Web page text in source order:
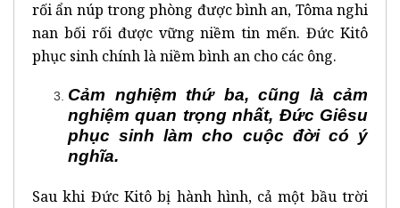
rối ẩn núp trong phòng được bình an, Tôma nghi
nan bối rối được vững niềm tin mến. Đức Kitô
phục sinh chính là niềm bình an cho các ông.
Cảm nghiệm thứ ba, cũng là cảm
nghiệm quan trọng nhất, Đức Giêsu
phục sinh làm cho cuộc đời có ý
nghĩa.
Sau khi Đức Kitô bị hành hình, cả một bầu trời